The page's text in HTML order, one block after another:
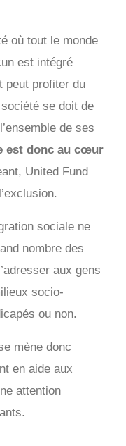
où tout le monde
est intégré
peut profiter du
se doit de
de ses
est donc au cœur
United Fund
sociale ne
nombre des
aux gens
socio-
ou non.
mène donc
en aide aux
attention